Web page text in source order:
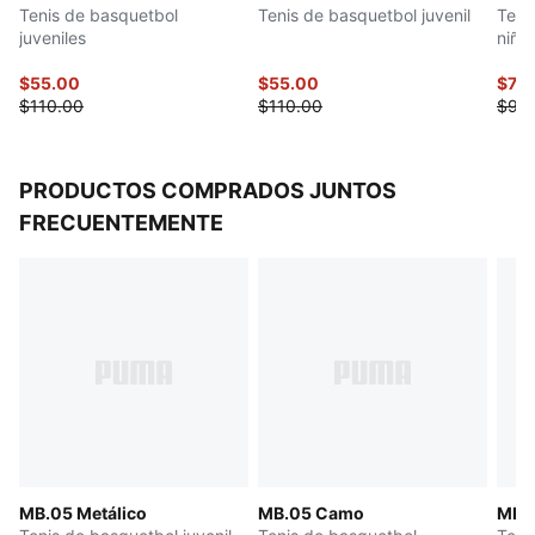
Tenis de basquetbol
juveniles
$55.00
$110.00
Tenis de basquetbol juvenil
$55.00
$110.00
PRODUCTOS COMPRADOS JUNTOS
FRECUENTEMENTE
MB.05 Metálico
MB.05 Camo